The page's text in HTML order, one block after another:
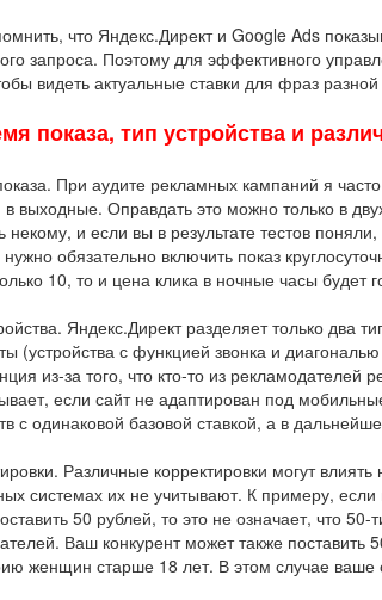
что Яндекс.Директ и Google Ads
запроса. Поэтому для эффективного
видеть актуальные ставки для фраз
показа, тип устройства и
При аудите рекламных кампаний я
выходные. Оправдать это можно только в
некому, и если вы в результате тестов
нужно обязательно включить показ
10, то и цена клика в ночные часы будет
Яндекс.Директ разделяет только два
(устройства с функцией звонка и
из-за того, что кто-то из
если сайт не адаптирован под
с одинаковой базовой ставкой, а в
Различные корректировки могут
системах их не учитывают. К примеру,
50 рублей, то это не означает, что
Ваш конкурент может также
женщин старше 18 лет. В этом случае ваше